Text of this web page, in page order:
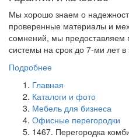
Мы хорошо знаем о
проверенные материалы и
сомнений, мы предоставляем
системы на срок до 7-ми лет в
Подробнее
Главная
Каталоги и фото
Мебель для бизнеса
Офисные перегородки
1467. Перегородка